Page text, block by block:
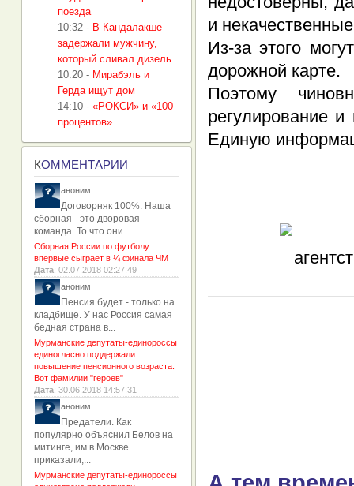
и
Из-за этого
дорожной карте.
Поэтому
регулирование
Единую
поезда
10:32 - В Кандалакше
задержали мужчину,
который сливал дизель
10:20 - Мирабэль и
Герда ищут дом
14:10 - «РОКСИ» и «100
процентов»
КОММЕНТАРИИ
аноним
Договорняк 100%. Наша
сборная - это дворовая
команда. То что они...
Сборная России по футболу
впервые сыграет в ¼ финала ЧМ
Дата: 02.07.2018 02:27:49
аноним
Пенсия будет - только на
кладбище. У нас Россия самая
бедная страна в...
Мурманские депутаты-единороссы
единогласно поддержали
повышение пенсионного возраста.
Вот фамилии "героев"
Дата: 30.06.2018 14:57:31
аноним
Предатели. Как
популярно объяснил Белов на
митинге, им в Москве
приказали,...
Мурманские депутаты-единороссы